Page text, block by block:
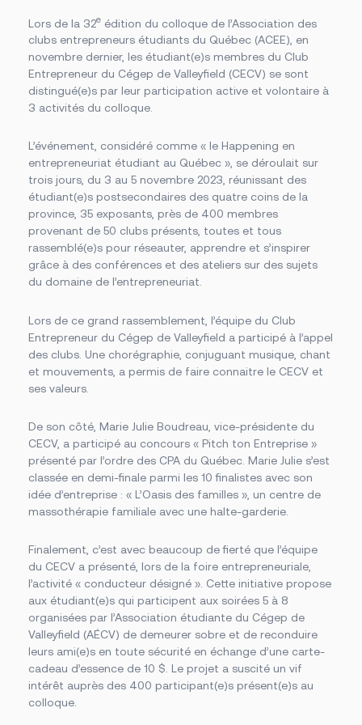
Politiques, règlements et protocoles
Grand public
Installations
Cliniques-écoles
Académie sportive du Noir et Or
Bibliothèque Armand-Frappier
Portes ouvertes
Cérémonie de fin d’études
Campus principal de Salaberry-de-Valleyfield
Centre d’études collégiales de Saint-Constant
Centre d’études de Vaudreuil-Dorion
Fondation
À propos de la Fondation
Bourses offertes
Je donne à la Fondation
Conseil d’administration de la Fondation
Accès rapides
Bibliothèque Armand-Frappier
Travailler au Cégep
Service des stages et du placement étudiant
Événements
Nouvelles
Notre équipe
Conseil d’administration
Bottin du personnel
Calendriers scolaires Omnivox
Foire aux questions Nous joindre
Des questions?
NOUS JOINDRE
Lors de la 32e édition du colloque de l’Association des
clubs entrepreneurs étudiants du Québec (ACEE), en
novembre dernier, les étudiant(e)s membres du Club
Entrepreneur du Cégep de Valleyfield (CECV) se sont
distingué(e)s par leur participation active et volontaire à
3 activités du colloque.
L’événement, considéré comme « le Happening en
entrepreneuriat étudiant au Québec », se déroulait sur
trois jours, du 3 au 5 novembre 2023, réunissant des
étudiant(e)s postsecondaires des quatre coins de la
province, 35 exposants, près de 400 membres
provenant de 50 clubs présents, toutes et tous
rassemblé(e)s pour réseauter, apprendre et s’inspirer
grâce à des conférences et des ateliers sur des sujets
du domaine de l’entrepreneuriat.
Lors de ce grand rassemblement, l’équipe du Club
Entrepreneur du Cégep de Valleyfield a participé à l’appel
des clubs. Une chorégraphie, conjuguant musique, chant
et mouvements, a permis de faire connaitre le CECV et
ses valeurs.
De son côté, Marie Julie Boudreau, vice-présidente du
CECV, a participé au concours « Pitch ton Entreprise »
présenté par l’ordre des CPA du Québec. Marie Julie s’est
classée en demi-finale parmi les 10 finalistes avec son
idée d’entreprise : « L’Oasis des familles », un centre de
massothérapie familiale avec une halte-garderie.
Finalement, c’est avec beaucoup de fierté que l’équipe
du CECV a présenté, lors de la foire entrepreneuriale,
l’activité « conducteur désigné ». Cette initiative propose
aux étudiant(e)s qui participent aux soirées 5 à 8
organisées par l’Association étudiante du Cégep de
Valleyfield (AÉCV) de demeurer sobre et de reconduire
leurs ami(e)s en toute sécurité en échange d’une carte-
cadeau d’essence de 10 $. Le projet a suscité un vif
intérêt auprès des 400 participant(e)s présent(e)s au
colloque.